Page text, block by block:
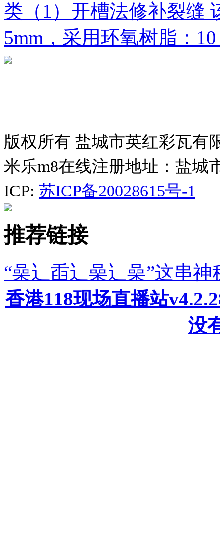
类（1）开槽法修补裂缝
5mm，采用环氧树脂：
版权所有 盐城市英红彩瓦有
米乐m8在线注册地址：盐城
ICP: 苏ICP备20028615号-1
推荐链接
“喿辶臿辶喿辶喿”这串
香港118现场直播站
没